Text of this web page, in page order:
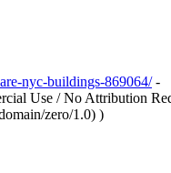
nyc-buildings-869064/-
Use / No Attribution
zero/1.0) )